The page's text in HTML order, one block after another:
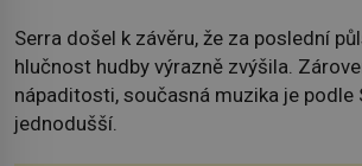
Serra došel k závěru, že za poslední
hlučnost hudby výrazně zvýšila.
nápaditosti, současná muzika je podle
jednodušší.